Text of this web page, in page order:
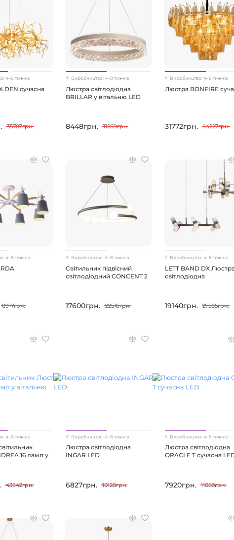
4–8 тижнів
сучасна
35787грн.
Виробництво: 4–8 тижнів
Люстра світлодіодна
BRILLAR у вітальню LED
8448грн. 11269грн.
Виробництво: 4–8 тижнів
Люстра BONFIRE
31772грн. 44227грн.
4–8 тижнів
8917грн.
Виробництво: 4–8 тижнів
Світильник підвісний
світлодіодний CONCENT 2
17600грн. 22516грн.
Виробництво: 4–8 тижнів
LETT BAND DX Люстра
світлодіодна
19140грн. 27505грн.
4–8 тижнів
16 ламп у
43642грн.
Виробництво: 4–8 тижнів
Люстра світлодіодна
INGAR LED
6827грн. 10128грн.
Виробництво: 4–8 тижнів
Люстра світлодіодна
ORACLE T сучасна
7920грн. 11083грн.